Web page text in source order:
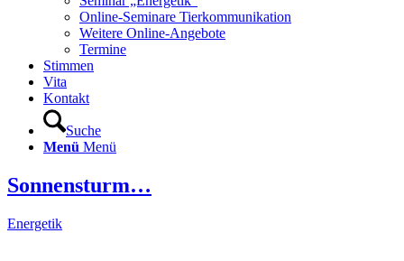
Online-Seminare Tierkommunikation
Weitere Online-Angebote
Termine
Stimmen
Vita
Kontakt
Suche
Menü Menü
Sonnensturm…
Energetik